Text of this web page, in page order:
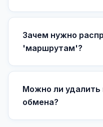
Зачем нужно
'маршрутам'?
Можно ли удалить
обмена?